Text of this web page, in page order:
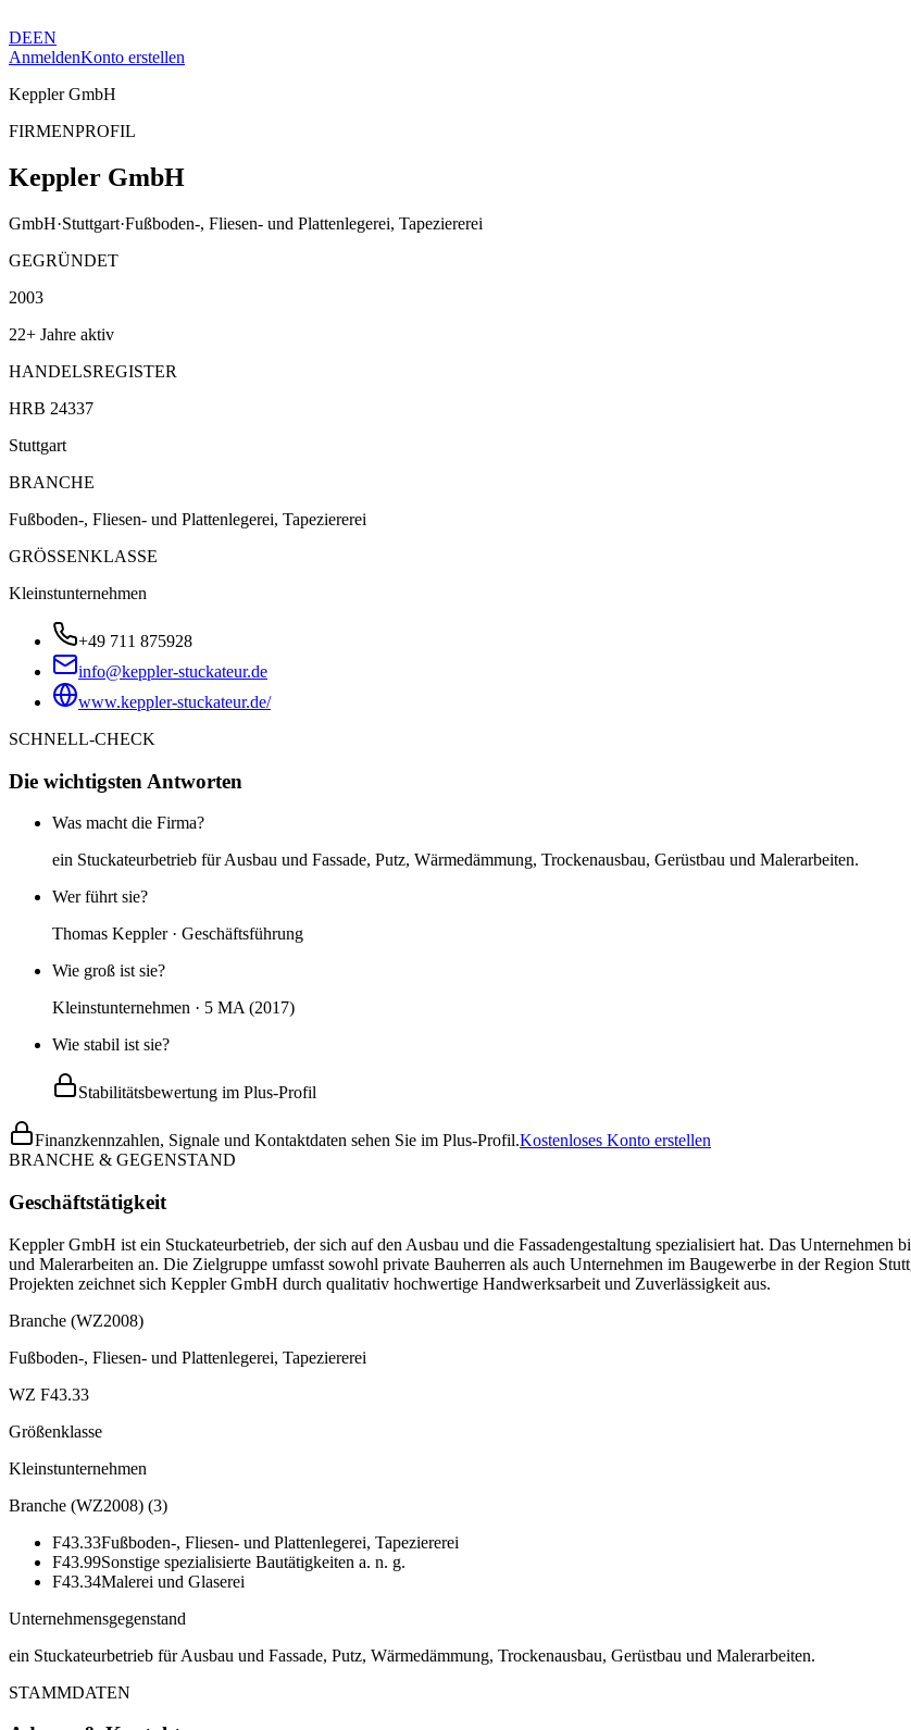
DEEN
AnmeldenKonto erstellen
Keppler GmbH
FIRMENPROFIL
Keppler GmbH
GmbH·Stuttgart·Fußboden-, Fliesen- und Plattenlegerei, Tapeziererei
GEGRÜNDET
2003
22+ Jahre aktiv
HANDELSREGISTER
HRB 24337
Stuttgart
BRANCHE
Fußboden-, Fliesen- und Plattenlegerei, Tapeziererei
GRÖSSENKLASSE
Kleinstunternehmen
+49 711 875928
info@keppler-stuckateur.de
www.keppler-stuckateur.de/
SCHNELL-CHECK
Die wichtigsten Antworten
Was macht die Firma?
ein Stuckateurbetrieb für Ausbau und Fassade, Putz, Wärmedämmung, Trockenausbau, Gerüstbau und Malerarbeiten.
Wer führt sie?
Thomas Keppler · Geschäftsführung
Wie groß ist sie?
Kleinstunternehmen · 5 MA (2017)
Wie stabil ist sie?
Stabilitätsbewertung im Plus-Profil
Finanzkennzahlen, Signale und Kontaktdaten sehen Sie im Plus-Profil.Kostenloses Konto erstellen
BRANCHE & GEGENSTAND
Geschäftstätigkeit
Keppler GmbH ist ein Stuckateurbetrieb, der sich auf den Ausbau und die Fassadengestaltung spezialisiert hat. Das Unternehmen
und Malerarbeiten an. Die Zielgruppe umfasst sowohl private Bauherren als auch Unternehmen im Baugewerbe in der Region
Projekten zeichnet sich Keppler GmbH durch qualitativ hochwertige Handwerksarbeit und Zuverlässigkeit aus.
Branche (WZ2008)
Fußboden-, Fliesen- und Plattenlegerei, Tapeziererei
WZ F43.33
Größenklasse
Kleinstunternehmen
Branche (WZ2008) (3)
F43.33Fußboden-, Fliesen- und Plattenlegerei, Tapeziererei
F43.99Sonstige spezialisierte Bautätigkeiten a. n. g.
F43.34Malerei und Glaserei
Unternehmensgegenstand
ein Stuckateurbetrieb für Ausbau und Fassade, Putz, Wärmedämmung, Trockenausbau, Gerüstbau und Malerarbeiten.
STAMMDATEN